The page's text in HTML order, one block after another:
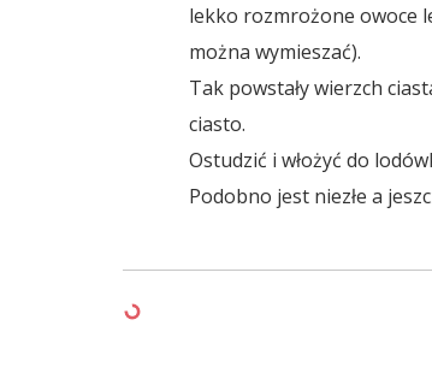
lekko rozmrożone owoce
można wymieszać).
Tak powstały wierzch
ciasto.
Ostudzić i włożyć do
Podobno jest niezłe a